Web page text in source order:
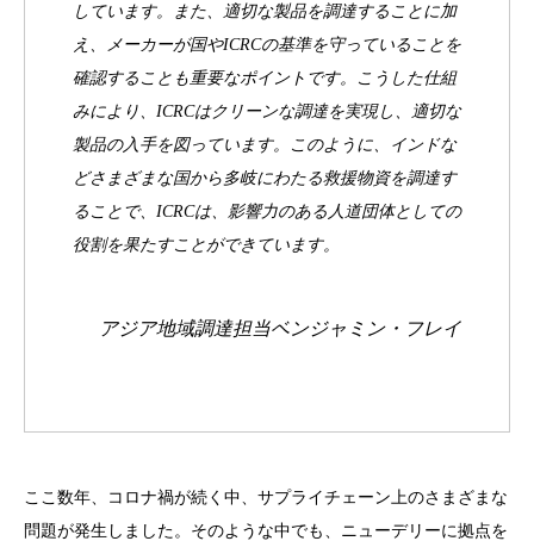
しています。また、適切な製品を調達することに加
え、メーカーが国やICRCの基準を守っていることを
確認することも重要なポイントです。こうした仕組
みにより、ICRCはクリーンな調達を実現し、適切な
製品の入手を図っています。このように、インドな
どさまざまな国から多岐にわたる救援物資を調達す
ることで、ICRCは、影響力のある人道団体としての
役割を果たすことができています。
アジア地域調達担当ベンジャミン・フレイ
ここ数年、コロナ禍が続く中、サプライチェーン上のさまざまな
問題が発生しました。そのような中でも、ニューデリーに拠点を